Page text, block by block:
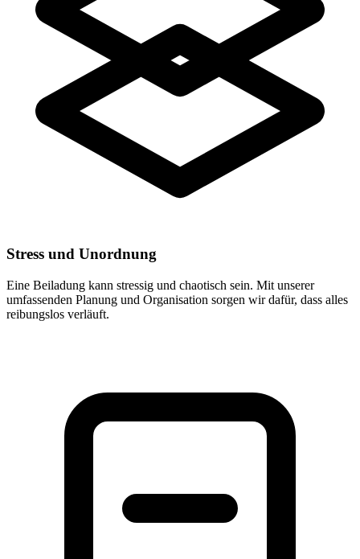
Stress und Unordnung
Eine Beiladung kann stressig und chaotisch sein. Mit unserer
umfassenden Planung und Organisation sorgen wir dafür, dass alles
reibungslos verläuft.